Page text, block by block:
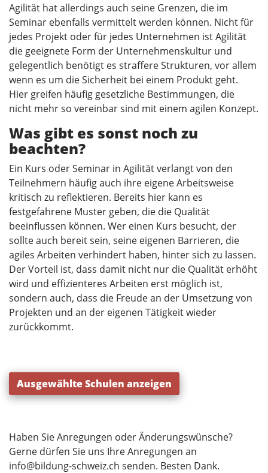
Agilität hat allerdings auch seine Grenzen, die im
Seminar ebenfalls vermittelt werden können. Nicht für
jedes Projekt oder für jedes Unternehmen ist Agilität
die geeignete Form der Unternehmenskultur und
gelegentlich benötigt es straffere Strukturen, vor allem
wenn es um die Sicherheit bei einem Produkt geht.
Hier greifen häufig gesetzliche Bestimmungen, die
nicht mehr so vereinbar sind mit einem agilen Konzept.
Was gibt es sonst noch zu
beachten?
Ein Kurs oder Seminar in Agilität verlangt von den
Teilnehmern häufig auch ihre eigene Arbeitsweise
kritisch zu reflektieren. Bereits hier kann es
festgefahrene Muster geben, die die Qualität
beeinflussen können. Wer einen Kurs besucht, der
sollte auch bereit sein, seine eigenen Barrieren, die
agiles Arbeiten verhindert haben, hinter sich zu lassen.
Der Vorteil ist, dass damit nicht nur die Qualität erhöht
wird und effizienteres Arbeiten erst möglich ist,
sondern auch, dass die Freude an der Umsetzung von
Projekten und an der eigenen Tätigkeit wieder
zurückkommt.
Ausgewählte Schulen anzeigen
Haben Sie Anregungen oder Änderungswünsche?
Gerne dürfen Sie uns Ihre Anregungen an
info@bildung-schweiz.ch senden. Besten Dank.